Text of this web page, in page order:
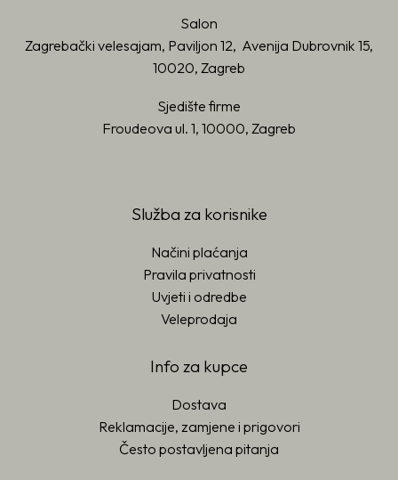
Salon
Zagrebački velesajam, Paviljon 12, Avenija Dubrovnik 15,
10020, Zagreb
Sjedište firme
Froudeova ul. 1, 10000, Zagreb
Služba za korisnike
Načini plaćanja
Pravila privatnosti
Uvjeti i odredbe
Veleprodaja
Info za kupce
Dostava
Reklamacije, zamjene i prigovori
Često postavljena pitanja